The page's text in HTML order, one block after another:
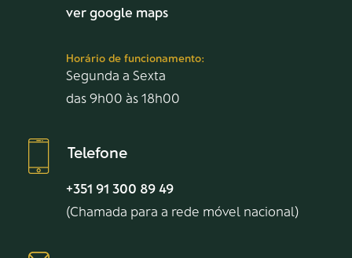
ver google maps
Horário de funcionamento:
Segunda a Sexta
das 9h00 às 18h00
Telefone
+351 91 300 89 49
(Chamada para a rede móvel nacional)